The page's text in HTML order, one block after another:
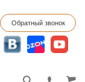
Обратный звонок